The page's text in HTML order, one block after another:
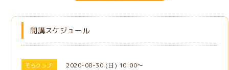
開講スケジュール
そらクラブ 2020-08-30 (日) 10:00～